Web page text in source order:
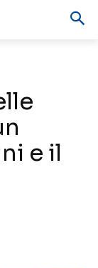
e il